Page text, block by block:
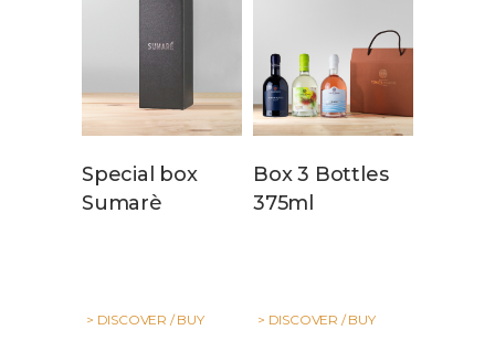
Special box
Sumarè
> DISCOVER / BUY
Box 3 Bottles
375ml
> DISCOVER / BUY